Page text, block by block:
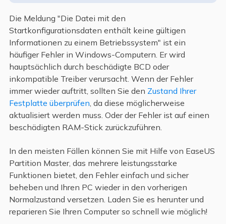
Die Meldung "Die Datei mit den
Startkonfigurationsdaten enthält keine gültigen
Informationen zu einem Betriebssystem" ist ein
häufiger Fehler in Windows-Computern. Er wird
hauptsächlich durch beschädigte BCD oder
inkompatible Treiber verursacht. Wenn der Fehler
immer wieder auftritt, sollten Sie den Zustand Ihrer
Festplatte überprüfen, da diese möglicherweise
aktualisiert werden muss. Oder der Fehler ist auf einen
beschädigten RAM-Stick zurückzuführen.
In den meisten Fällen können Sie mit Hilfe von EaseUS
Partition Master, das mehrere leistungsstarke
Funktionen bietet, den Fehler einfach und sicher
beheben und Ihren PC wieder in den vorherigen
Normalzustand versetzen. Laden Sie es herunter und
reparieren Sie Ihren Computer so schnell wie möglich!